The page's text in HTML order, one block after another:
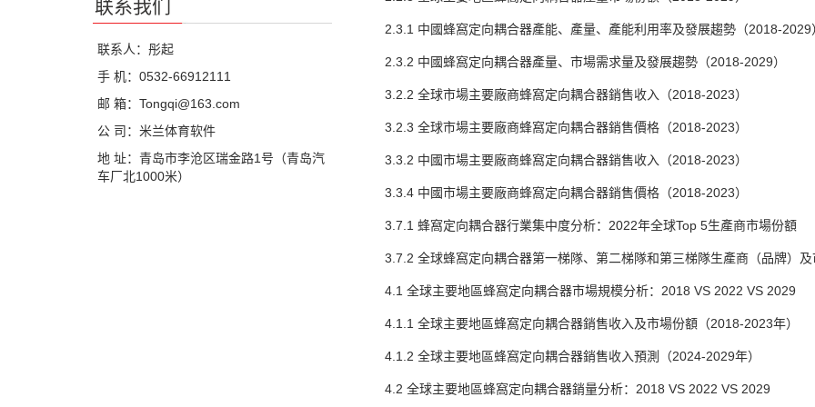
2.3.1 中國蜂窩定向耦合器產能、產量、產能利用率及發展趨勢（2018-2029
2.3.2 中國蜂窩定向耦合器產量、市場需求量及發展趨勢（2018-2029）
3.2.2 全球市場主要廠商蜂窩定向耦合器銷售收入（2018-2023）
3.2.3 全球市場主要廠商蜂窩定向耦合器銷售價格（2018-2023）
3.3.2 中國市場主要廠商蜂窩定向耦合器銷售收入（2018-2023）
3.3.4 中國市場主要廠商蜂窩定向耦合器銷售價格（2018-2023）
3.7.1 蜂窩定向耦合器行業集中度分析：2022年全球Top 5生產商市場份額
3.7.2 全球蜂窩定向耦合器第一梯隊、第二梯隊和第三梯隊生產商（品牌）及
4.1 全球主要地區蜂窩定向耦合器市場規模分析：2018 VS 2022 VS 2029
4.1.1 全球主要地區蜂窩定向耦合器銷售收入及市場份額（2018-2023年）
4.1.2 全球主要地區蜂窩定向耦合器銷售收入預測（2024-2029年）
4.2 全球主要地區蜂窩定向耦合器銷量分析：2018 VS 2022 VS 2029
联系我们
联系人：彤起
手 机：0532-66912111
邮 箱：Tongqi@163.com
公 司：米兰体育软件
地 址：青岛市李沧区瑞金路1号（青岛汽
车厂北1000米）